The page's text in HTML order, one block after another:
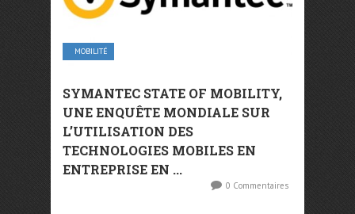
MOBILITÉ
SYMANTEC STATE OF MOBILITY,
UNE ENQUÊTE MONDIALE SUR
L’UTILISATION DES
TECHNOLOGIES MOBILES EN
ENTREPRISE EN ...
0 Commentaires